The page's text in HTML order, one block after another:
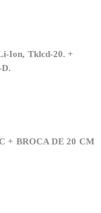
Ion, Tklcd-20. +
+ BROCA DE 20 CM